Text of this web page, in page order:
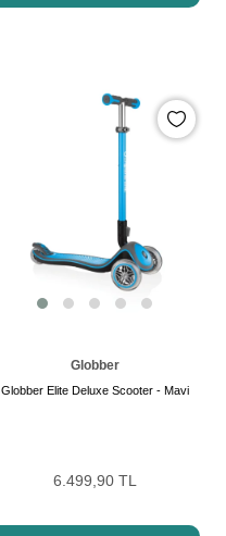
Globber
Globber Elite Deluxe Scooter - Mavi
6.499,90 TL